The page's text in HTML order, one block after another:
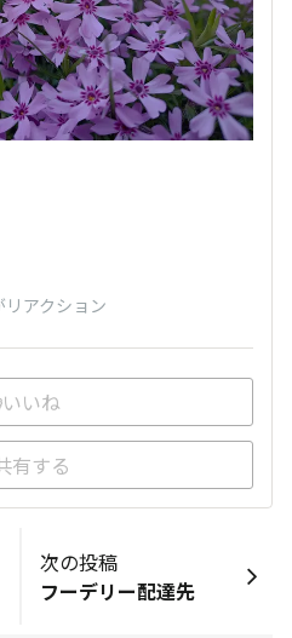
リアクション
いいね
有する
次の投稿
フーデリー配達先